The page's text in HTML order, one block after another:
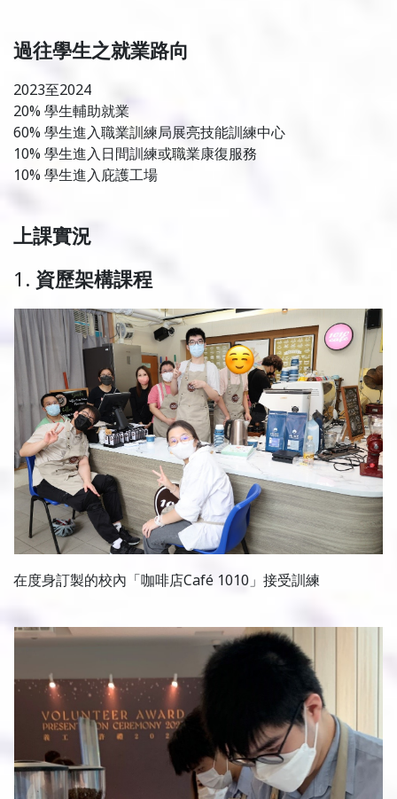
過往學生之就業路向
2023至2024
20% 學生輔助就業
60% 學生進入職業訓練局展亮技能訓練中心
10% 學生進入日間訓練或職業康復服務
10% 學生進入庇護工場
上課實況
1. 資歷架構課程
在度身訂製的校內「咖啡店Café 1010」接受訓練